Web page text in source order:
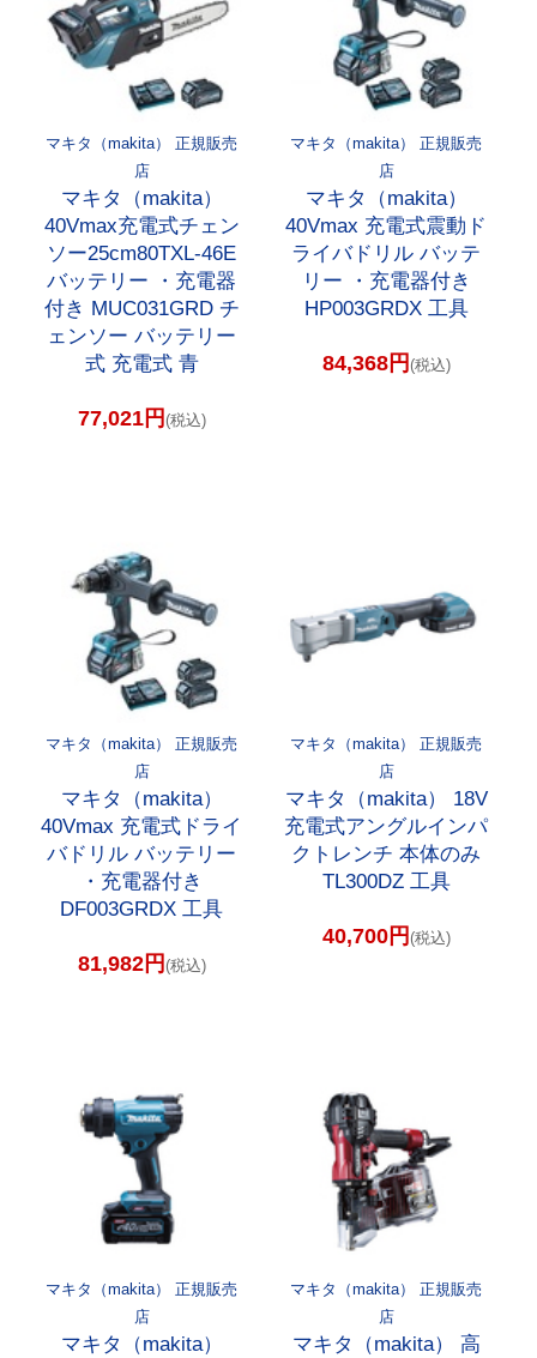
マキタ（makita） 正規販売
店
マキタ（makita）
40Vmax充電式チェン
ソー25cm80TXL-46E
バッテリー ・充電器
付き MUC031GRD チ
ェンソー バッテリー
式 充電式 青
77,021円 (税込)
マキタ（makita） 正規販売
店
マキタ（makita）
40Vmax 充電式震動ド
ライバドリル バッテ
リー ・充電器付き
HP003GRDX 工具
84,368円 (税込)
マキタ（makita） 正規販売
店
マキタ（makita）
40Vmax 充電式ドライ
バドリル バッテリー
・充電器付き
DF003GRDX 工具
81,982円 (税込)
マキタ（makita） 正規販売
店
マキタ（makita） 18V
充電式アングルインパ
クトレンチ 本体のみ
TL300DZ 工具
40,700円 (税込)
マキタ（makita） 正規販売
店
マキタ（makita）
マキタ（makita） 正規販売
店
マキタ（makita） 高